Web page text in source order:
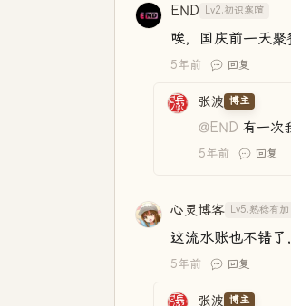
END Lv2.初识寒暄
唉，国庆前一天聚
5年前 回复
张波 博主
@END 有一次
5年前 回复
心灵博客 Lv5.熟稔有加
这流水账也不错了
5年前 回复
张波 博主